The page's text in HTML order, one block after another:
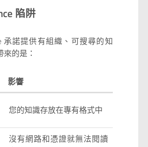
陷阱
承諾提供有組織、可搜尋的知
的是：
影響
您的知識存放在專有格式中
沒有網路和憑證就無法閱讀